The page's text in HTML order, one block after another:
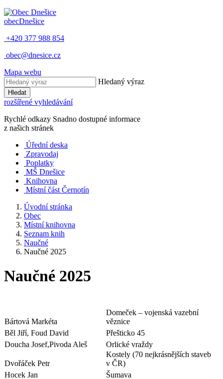
obecDnešice
+420 377 988 854
obec@dnesice.cz
Mapa webu
Hledaný výraz
Hledat
rozšířené vyhledávání
Rychlé odkazy Snadno dostupné informace
z našich stránek
Úřední deska
Zpravodaj
Poplatky
MŠ Dnešice
Knihovna
Místní část Černotín
Úvodní stránka
Obec
Místní knihovna
Seznam knih
Naučné
Naučné 2025
Naučné 2025
Bártová Markéta
Domeček – vojenská vazební
věznice
Běl Jiří, Foud David
Přešticko 45
Doucha Josef,Pivoda Aleš
Orlické vraždy
Dvořáček Petr
Kostely (70 nejkrásnějších staveb
v ČR)
Hocek Jan
Šumava